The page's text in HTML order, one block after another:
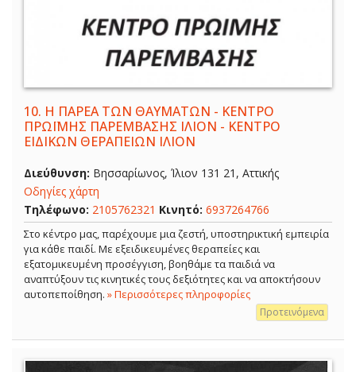
10. Η ΠΑΡΕΑ ΤΩΝ ΘΑΥΜΑΤΩΝ - ΚΕΝΤΡΟ
ΠΡΩΪΜΗΣ ΠΑΡΕΜΒΑΣΗΣ ΙΛΙΟΝ - ΚΕΝΤΡΟ
ΕΙΔΙΚΩΝ ΘΕΡΑΠΕΙΩΝ ΙΛΙΟΝ
Διεύθυνση: Βησσαρίωνος, Ίλιον 131 21, Αττικής
Οδηγίες χάρτη
Τηλέφωνο: 2105762321 Κινητό: 6937264766
Στο κέντρο μας, παρέχουμε μια ζεστή, υποστηρικτική εμπειρία
για κάθε παιδί. Με εξειδικευμένες θεραπείες και
εξατομικευμένη προσέγγιση, βοηθάμε τα παιδιά να
αναπτύξουν τις κινητικές τους δεξιότητες και να αποκτήσουν
αυτοπεποίθηση. » Περισσότερες πληροφορίες
Προτεινόμενα